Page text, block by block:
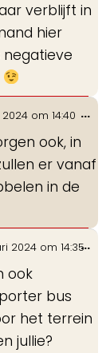
verblijft in
hier
negatieve
2024 om 14:40
ook, in
er vanaf
in de
...
2024 om 14:35
ook
bus
het terrein
jullie?
...